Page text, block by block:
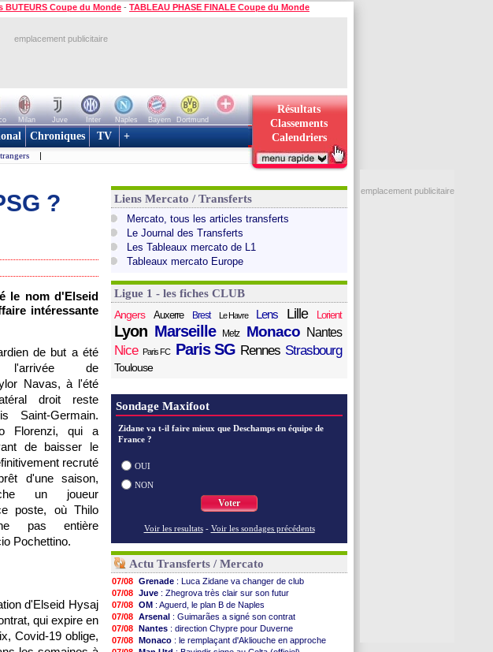
BUTEURS Coupe du Monde - TABLEAU PHASE FINALE Coupe du Monde
emplacement publicitaire
Milan Juve Inter Naples Bayern
Dortmund
Résultats
Classements
Calendriers
Chroniques TV +
|
?
le nom d'Elseid
intéressante
de but a été
de
Navas, à l'été
droit reste
Saint-Germain.
Florenzi, qui a
de baisser le
recruté
d'une saison,
un joueur
poste, où Thilo
pas entière
Pochettino.
d'Elseid Hysaj
qui expire en
Covid-19 oblige,
Liens Mercato / Transferts
Mercato, tous les articles transferts
Le Journal des Transferts
Les Tableaux mercato de L1
Tableaux mercato Europe
Ligue 1 - les fiches CLUB
Angers
Auxerre Brest Le Havre Lens Lille Lorient
Lyon Marseille Metz Monaco Nantes
Nice Paris FC Paris SG Rennes Strasbourg
Toulouse
Sondage Maxifoot
Zidane va t-il faire mieux que Deschamps en équipe de
France ?
OUI
NON
Voter
Voir les resultats - Voir les sondages précédents
Actu Transferts / Mercato
07/08 Grenade : Luca Zidane va changer de club
07/08 Juve : Zhegrova très clair sur son futur
07/08 OM : Aguerd, le plan B de Naples
07/08 Arsenal : Guimarães a signé son contrat
07/08 Nantes : direction Chypre pour Duverne
07/08 Monaco : le remplaçant d'Akliouche en approche
emplacement publicitaire